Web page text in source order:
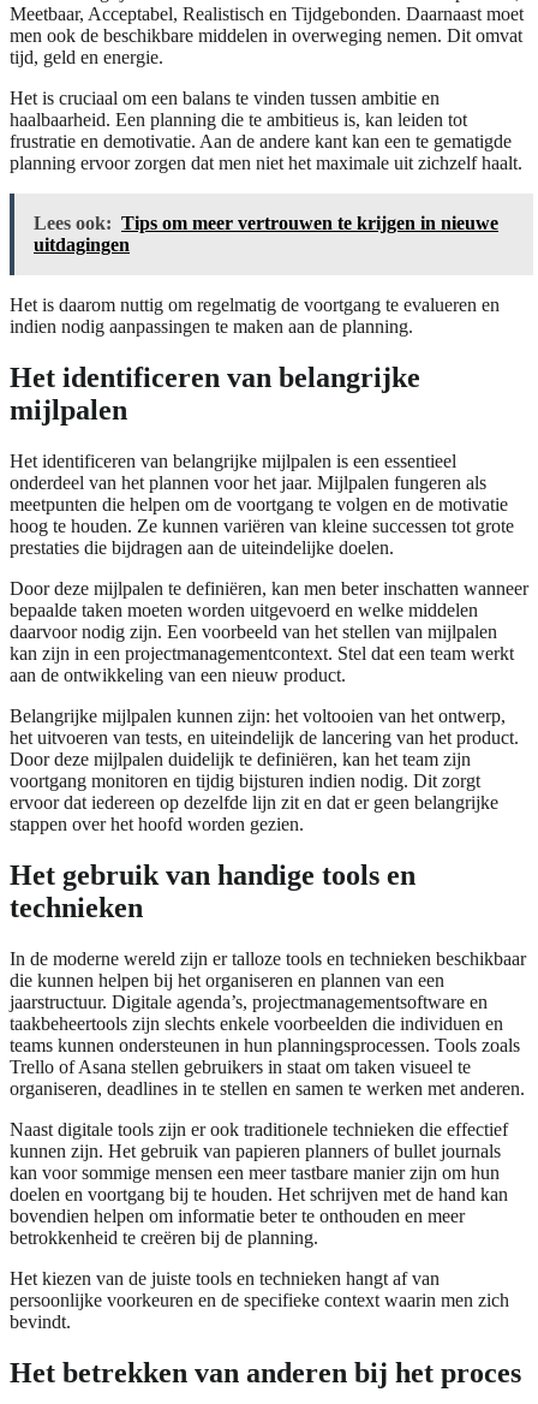
Meetbaar, Acceptabel, Realistisch en Tijdgebonden. Daarnaast moet
men ook de beschikbare middelen in overweging nemen. Dit omvat
tijd, geld en energie.
Het is cruciaal om een balans te vinden tussen ambitie en
haalbaarheid. Een planning die te ambitieus is, kan leiden tot
frustratie en demotivatie. Aan de andere kant kan een te gematigde
planning ervoor zorgen dat men niet het maximale uit zichzelf haalt.
Lees ook: Tips om meer vertrouwen te krijgen in nieuwe
uitdagingen
Het is daarom nuttig om regelmatig de voortgang te evalueren en
indien nodig aanpassingen te maken aan de planning.
Het identificeren van belangrijke
mijlpalen
Het identificeren van belangrijke mijlpalen is een essentieel
onderdeel van het plannen voor het jaar. Mijlpalen fungeren als
meetpunten die helpen om de voortgang te volgen en de motivatie
hoog te houden. Ze kunnen variëren van kleine successen tot grote
prestaties die bijdragen aan de uiteindelijke doelen.
Door deze mijlpalen te definiëren, kan men beter inschatten wanneer
bepaalde taken moeten worden uitgevoerd en welke middelen
daarvoor nodig zijn. Een voorbeeld van het stellen van mijlpalen
kan zijn in een projectmanagementcontext. Stel dat een team werkt
aan de ontwikkeling van een nieuw product.
Belangrijke mijlpalen kunnen zijn: het voltooien van het ontwerp,
het uitvoeren van tests, en uiteindelijk de lancering van het product.
Door deze mijlpalen duidelijk te definiëren, kan het team zijn
voortgang monitoren en tijdig bijsturen indien nodig. Dit zorgt
ervoor dat iedereen op dezelfde lijn zit en dat er geen belangrijke
stappen over het hoofd worden gezien.
Het gebruik van handige tools en
technieken
In de moderne wereld zijn er talloze tools en technieken beschikbaar
die kunnen helpen bij het organiseren en plannen van een
jaarstructuur. Digitale agenda’s, projectmanagementsoftware en
taakbeheertools zijn slechts enkele voorbeelden die individuen en
teams kunnen ondersteunen in hun planningsprocessen. Tools zoals
Trello of Asana stellen gebruikers in staat om taken visueel te
organiseren, deadlines in te stellen en samen te werken met anderen.
Naast digitale tools zijn er ook traditionele technieken die effectief
kunnen zijn. Het gebruik van papieren planners of bullet journals
kan voor sommige mensen een meer tastbare manier zijn om hun
doelen en voortgang bij te houden. Het schrijven met de hand kan
bovendien helpen om informatie beter te onthouden en meer
betrokkenheid te creëren bij de planning.
Het kiezen van de juiste tools en technieken hangt af van
persoonlijke voorkeuren en de specifieke context waarin men zich
bevindt.
Het betrekken van anderen bij het proces